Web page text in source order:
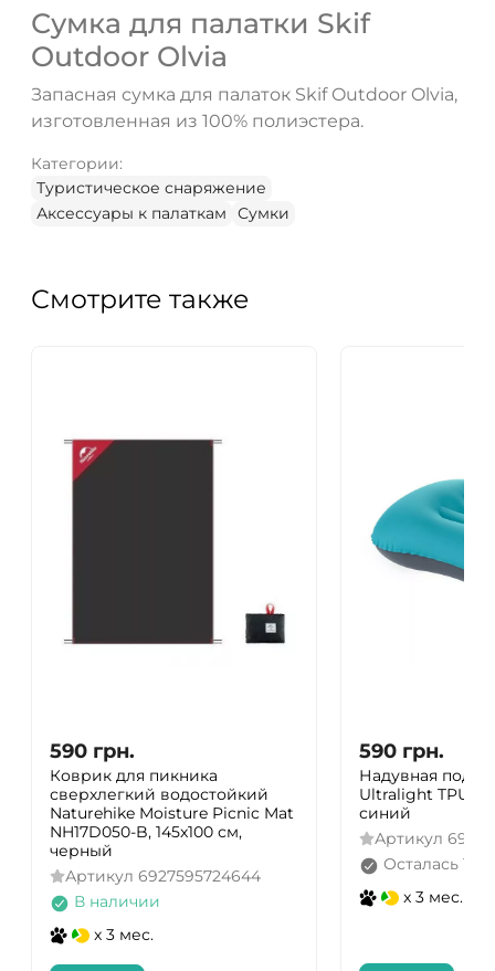
Сумка для палатки Skif
Outdoor Olvia
Запасная сумка для палаток Skif Outdoor Olvia,
изготовленная из 100% полиэстера.
Категории:
Туристическое снаряжение
Аксессуары к палаткам
Сумки
Смотрите также
590 грн.
Коврик для пикника
сверхлегкий водостойкий
Naturehike Moisture Picnic Mat
NH17D050-B, 145x100 см,
черный
Артикул 6927595724644
В наличии
x 3 мес.
590 грн.
Надувная
Ultralight TPU
синий
Артикул
Осталась 1
x 3 мес.
ДА НЕТ